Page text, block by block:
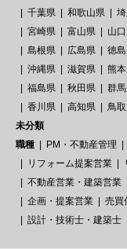
千葉県
和歌山県
宮崎県
富山県 山
島根県
広島県 徳
沖縄県
滋賀県 熊
福島県
秋田県 群
香川県
高知県 鳥
未分類
職種
PM・不動産管理
リフォーム提案営業
不動産営業・建築営業
企画・提案営業
売買
設計・技術士・建築士